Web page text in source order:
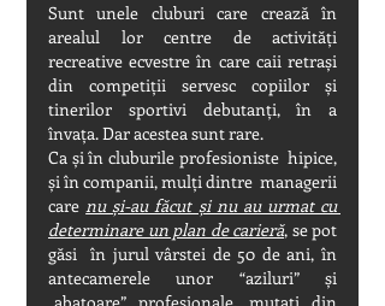
Sunt unele cluburi care crează în
arealul lor centre de activități
recreative ecvestre în care caii retrași
din competiții servesc copiilor și
tinerilor sportivi debutanți, în a
învața. Dar acestea sunt rare.
Ca și în cluburile profesioniste  hipice,
și în companii, mulți dintre  managerii
care nu și-au făcut și nu au urmat cu
determinare un plan de carieră, se pot
găsi  în jurul vârstei de 50 de ani, în
antecamerele unor “aziluri” și